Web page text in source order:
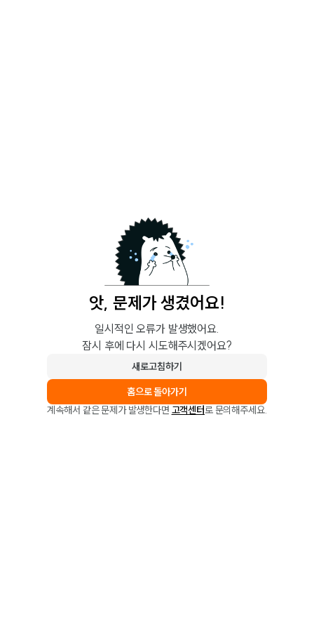
앗, 문제가 생겼어요!
일시적인 오류가 발생했어요.
잠시 후에 다시 시도해주시겠어요?
새로고침하기
홈으로 돌아가기
계속해서 같은 문제가 발생한다면 고객센터로 문의해주세요.